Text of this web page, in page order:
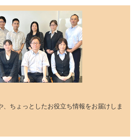
ちょっとしたお役立ち情報をお届けしま